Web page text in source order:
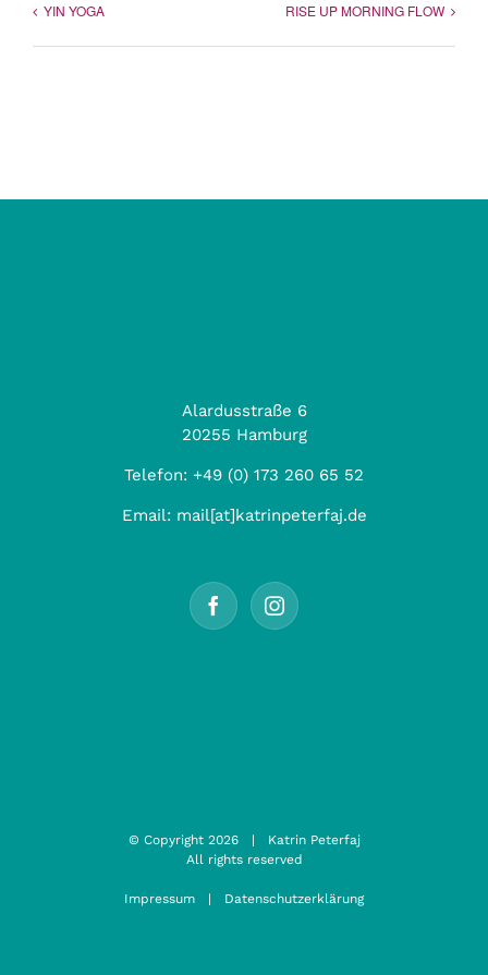
YIN YOGA RISE UP MORNING FLOW
Alardusstraße 6
20255 Hamburg
Telefon: +49 (0) 173 260 65 52
Email: mail[at]katrinpeterfaj.de
© Copyright 2026 | Katrin Peterfaj
All rights reserved
Impressum | Datenschutzerklärung